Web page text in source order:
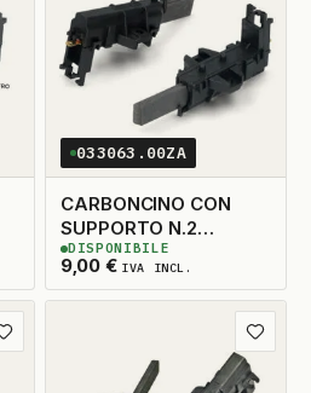
033063.00ZA
CARBONCINO CON
SUPPORTO N.2
5X13,5X38 SX
9,00 € IVA INCL.
3DISPONIBILI
DISPONIBILE
Aggiungi ai preferiti